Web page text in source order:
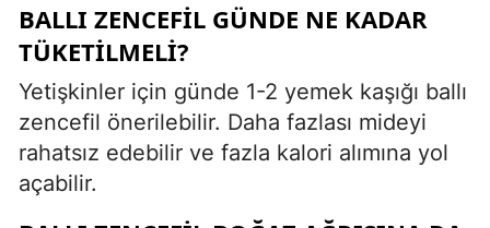
BALLI ZENCEFIL GÜNDE NE KADAR
TÜKETILMELI?
Yetişkinler için günde 1-2 yemek kaşığı ballı
zencefil önerilebilir. Daha fazlası mideyi
rahatsız edebilir ve fazla kalori alımına yol
açabilir.